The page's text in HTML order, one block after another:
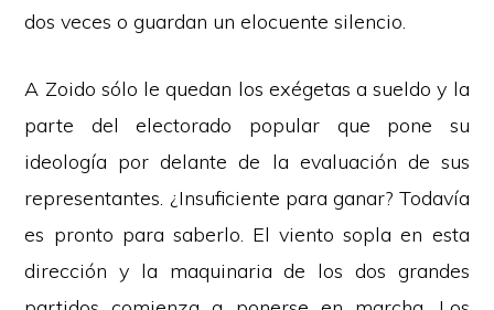
dos veces o guardan un elocuente silencio.
A Zoido sólo le quedan los exégetas a sueldo y la
parte del electorado popular que pone su
ideología por delante de la evaluación de sus
representantes. ¿Insuficiente para ganar? Todavía
es pronto para saberlo. El viento sopla en esta
dirección y la maquinaria de los dos grandes